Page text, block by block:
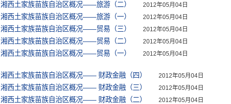
湘西土家族苗族自治区概况——旅游（二） 2012年05月04日
湘西土家族苗族自治区概况——旅游（一） 2012年05月04日
湘西土家族苗族自治区概况——贸易（三） 2012年05月04日
湘西土家族苗族自治区概况——贸易（二） 2012年05月04日
湘西土家族苗族自治区概况——贸易（一） 2012年05月04日
湘西土家族苗族自治区概况—— 财政金融（四） 2012年05月04日
湘西土家族苗族自治区概况—— 财政金融（三） 2012年05月04日
湘西土家族苗族自治区概况—— 财政金融（二） 2012年05月04日